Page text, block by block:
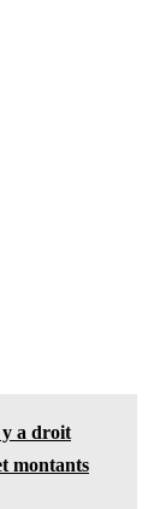
y a droit
montants